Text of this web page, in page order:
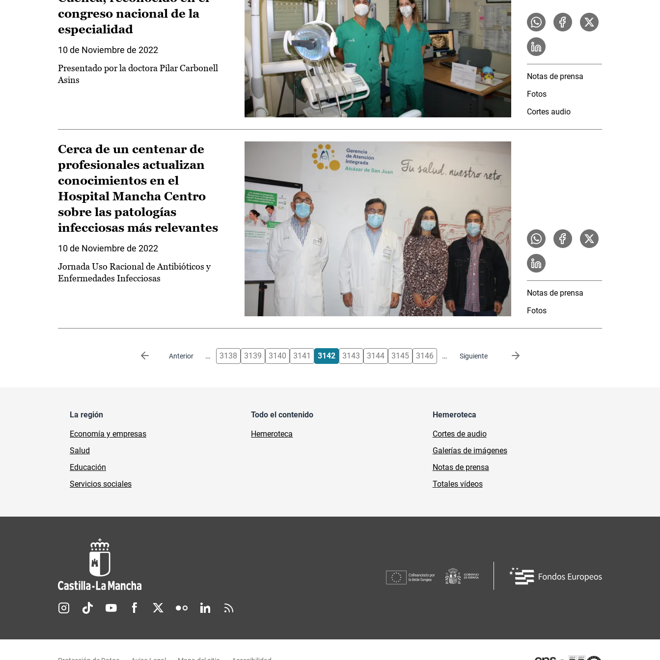
congreso nacional de la
especialidad
10 de Noviembre de 2022
Presentado por la doctora Pilar Carbonell
Asins
Notas de prensa
Fotos
Cortes audio
Cerca de un centenar de
profesionales actualizan
conocimientos en el
Hospital Mancha Centro
sobre las patologías
infecciosas más relevantes
10 de Noviembre de 2022
Jornada Uso Racional de Antibióticos y
Enfermedades Infecciosas
Notas de prensa
Fotos
Anterior
Página anterior … 3138 3139 3140 3141 3142 3143 3144 3145 3146 … Siguiente
Siguiente página
La región
Economía y empresas
Salud
Educación
Servicios sociales
Todo el contenido
Hemeroteca
Hemeroteca
Cortes de audio
Galerías de imágenes
Notas de prensa
Totales vídeos
Redes sociales JCCM